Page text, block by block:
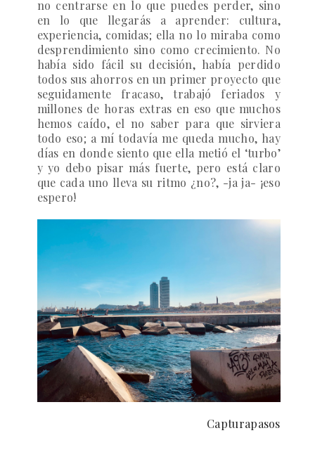
no centrarse en lo que puedes perder, sino
en lo que llegarás a aprender: cultura,
experiencia, comidas; ella no lo miraba como
desprendimiento sino como crecimiento. No
había sido fácil su decisión, había perdido
todos sus ahorros en un primer proyecto que
seguidamente fracaso, trabajó feriados y
millones de horas extras en eso que muchos
hemos caído, el no saber para que sirviera
todo eso; a mí todavía me queda mucho, hay
días en donde siento que ella metió el ‘turbo’
y yo debo pisar más fuerte, pero está claro
que cada uno lleva su ritmo ¿no?, -ja ja- ¡eso
espero!
Capturapasos